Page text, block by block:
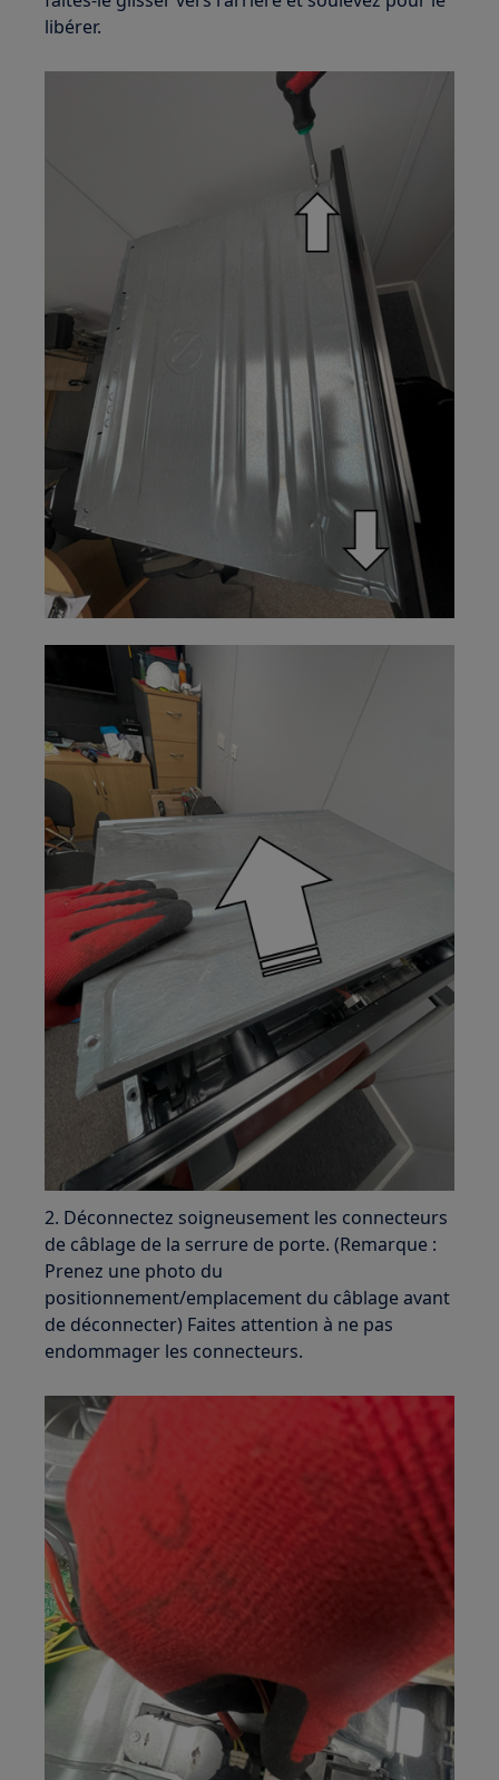
libérer.
2. Déconnectez soigneusement les connecteurs
de câblage de la serrure de porte. (Remarque :
Prenez une photo du
positionnement/emplacement du câblage avant
de déconnecter) Faites attention à ne pas
endommager les connecteurs.